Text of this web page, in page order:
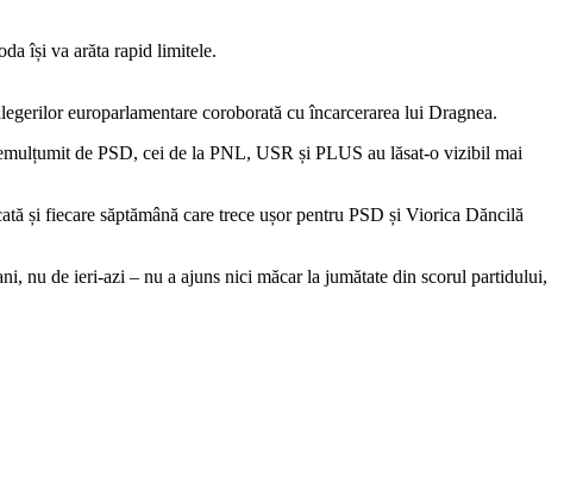
își va arăta rapid limitele.
europarlamentare coroborată cu încarcerarea lui Dragnea.
de PSD, cei de la PNL, USR și PLUS au lăsat-o vizibil mai
și fiecare săptămână care trece ușor pentru PSD și Viorica Dăncilă
nu de ieri-azi – nu a ajuns nici măcar la jumătate din scorul partidului,